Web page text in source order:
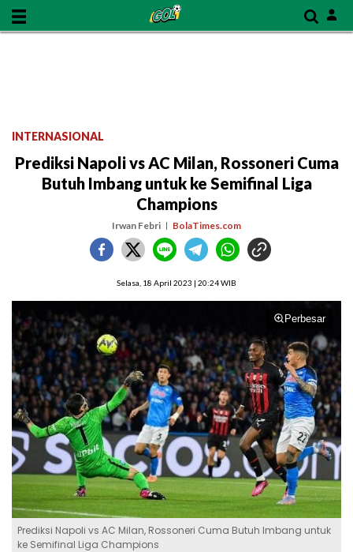
INTERNASIONAL
Prediksi Napoli vs AC Milan, Rossoneri Cuma
Butuh Imbang untuk ke Semifinal Liga
Champions
Irwan Febri BolaTimes.com
Selasa, 18 April 2023 | 20:24 WIB
Perbesar
Prediksi Napoli vs AC Milan, Rossoneri Cuma Butuh Imbang untuk
ke Semifinal Liga Champions